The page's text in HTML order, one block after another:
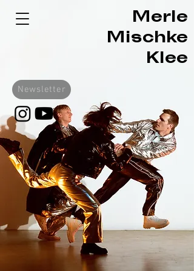
Merle
Mischke
Klee
Newsletter